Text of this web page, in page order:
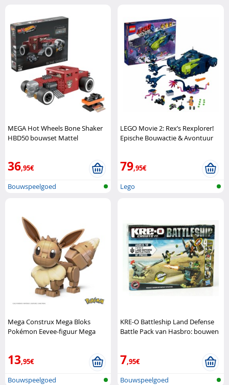
MEGA Hot Wheels Bone Shaker
HBD50 bouwset Mattel
36,95€
Bouwspeelgoed
LEGO Movie 2: Rex’s Rexplorer!
Epische Bouwactie & Avontuur
79,95€
Lego
Mega Construx Mega Bloks
Pokémon Eevee-figuur Mega
13,95€
Bouwspeelgoed
KRE-O Battleship Land Defense
Battle Pack van Hasbro: bouwen
7,95€
Bouwspeelgoed